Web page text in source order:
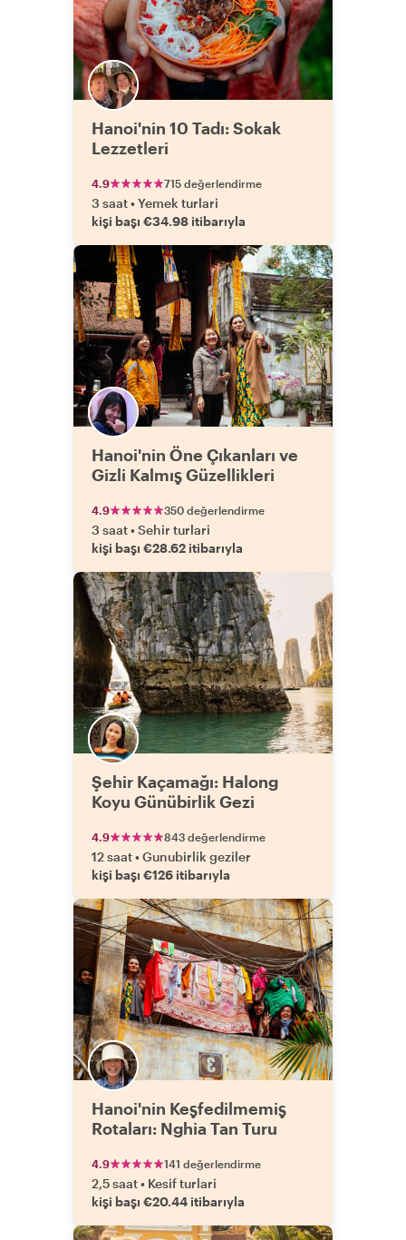
Hanoi'nin 10 Tadı: Sokak
Lezzetleri
4.9 715 değerlendirme
3 saat•Yemek turlari
kişi başı €34.98 itibarıyla
Hanoi'nin Öne Çıkanları ve
Gizli Kalmış Güzellikleri
4.9 350 değerlendirme
3 saat•Sehir turlari
kişi başı €28.62 itibarıyla
Şehir Kaçamağı: Halong
Koyu Günübirlik Gezi
4.9 843 değerlendirme
12 saat•Gunubirlik geziler
kişi başı €126 itibarıyla
Hanoi'nin Keşfedilmemiş
Rotaları: Nghia Tan Turu
4.9 141 değerlendirme
2,5 saat• Kesif turlari
kişi başı €20.44 itibarıyla